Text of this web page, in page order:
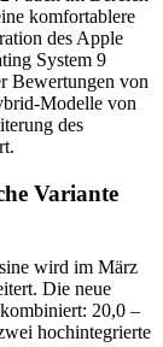
komfortablere
des Apple
System 9
Bewertungen von
Modelle von
des
Variante
wird im März
Die neue
20,0 –
hochintegrierte